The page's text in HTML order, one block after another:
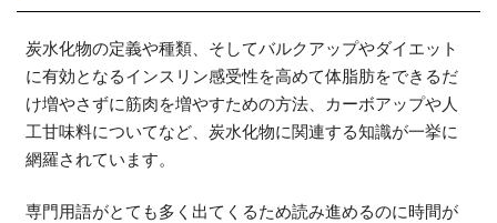
炭水化物の定義や種類、そしてバルクアップやダイエット
に有効となるインスリン感受性を高めて体脂肪をできるだ
け増やさずに筋肉を増やすための方法、カーボアップや人
工甘味料についてなど、炭水化物に関連する知識が一挙に
網羅されています。
専門用語がとても多く出てくるため読み進めるのに時間が